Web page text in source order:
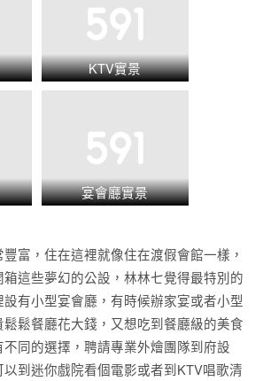
KTV實景
宴會廳實景
富，住在這裡就像住在渡假會館一樣，
這些夢幻的公設，林林七覺得最特別的
有小型宴會廳，有時候辦家宴或者小型
鬆餐廳花大錢，又想吃到餐廳級的美食
同的選擇，聘請專業外燴團隊到府設
到迷你戲院看個電影或者到KTV唱歌清